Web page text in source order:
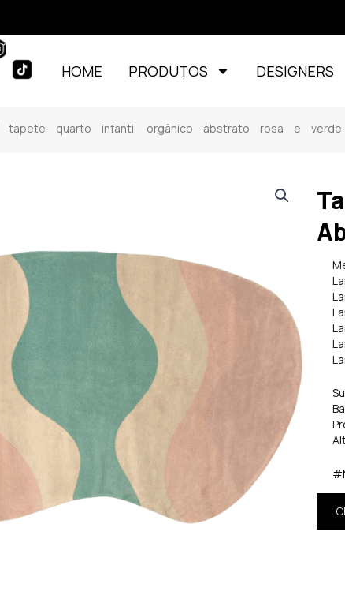
HOME PRODUTOS DESIGNERS
quarto infantil orgânico abstrato rosa e verde